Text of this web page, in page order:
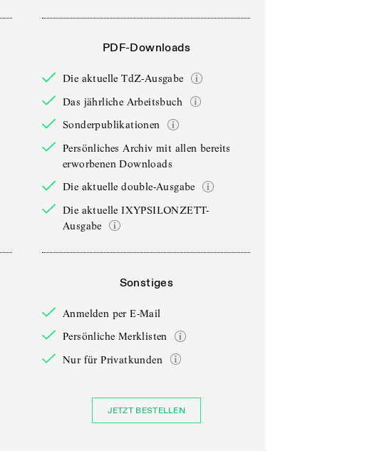
PDF-Downloads
Die aktuelle TdZ-Ausgabe
Das jährliche Arbeitsbuch
Sonderpublikationen
Persönliches Archiv mit allen bereits
erworbenen Downloads
Die aktuelle double-Ausgabe
Die aktuelle IXYPSILONZETT-
Ausgabe
Sonstiges
Anmelden per E-Mail
Persönliche Merklisten
Nur für Privatkunden
JETZT BESTELLEN